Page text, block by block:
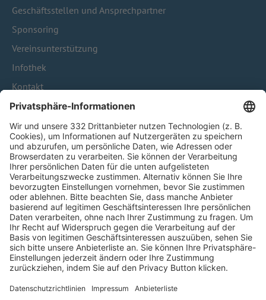
Geschäftsstellen und Ansprechpartner
Sponsoring
Vereinsunterstützung
Infothek
Kontakt
HÄUFIG BESUCHTE SEITEN
Pässe und Vereinswechsel
Trainerausbildung
Schulungsangebot Vereinsmitarbeiter
BFV-Geschäftsstellen
Trainerbörse
Login SpielPlus
FOLGE DEM BFV